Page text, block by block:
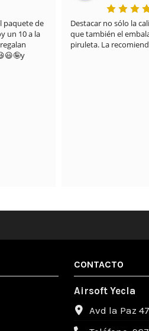
paquete de
un 10 a la
Destacar no sólo la
que también el
piruleta. La
CONTACTO
Airsoft Yecla
Avd la Paz